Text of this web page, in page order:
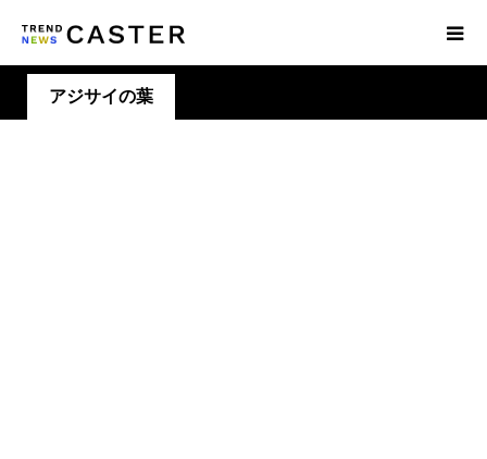
アジサイの葉